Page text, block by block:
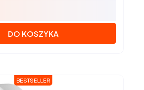
DO KOSZYKA
BESTSELLER